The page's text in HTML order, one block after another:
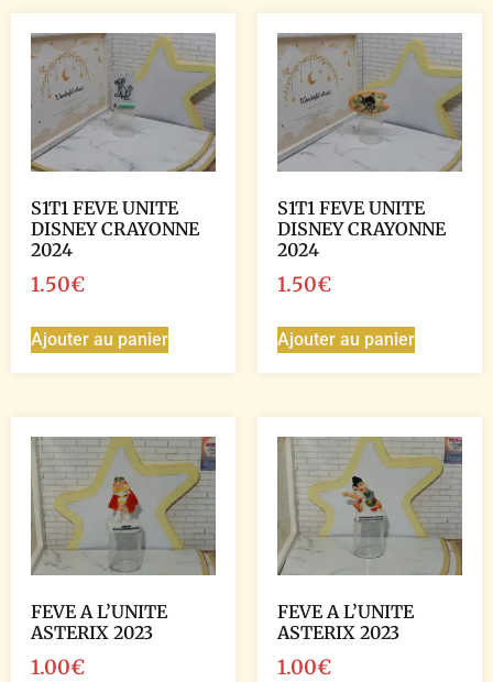
S1T1 FEVE UNITE
DISNEY CRAYONNE
2024
1.50€
Ajouter au panier
S1T1 FEVE UNITE
DISNEY CRAYONNE
2024
1.50€
Ajouter au panier
FEVE A L’UNITE
ASTERIX 2023
1.00€
FEVE A L’UNITE
ASTERIX 2023
1.00€